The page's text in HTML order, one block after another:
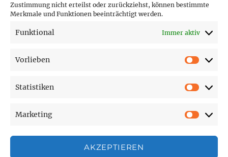
Zustimmung nicht erteilst oder zurückziehst, können bestimmte
Merkmale und Funktionen beeinträchtigt werden.
Funktional Immer aktiv
Vorlieben
Statistiken
Marketing
AKZEPTIEREN
Hofer Technik GmbH
Sonne und Erde
SEITEN
Affiliate Disclosure
Datenschutzerklärung